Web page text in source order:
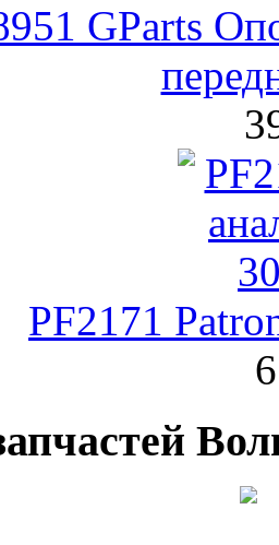
GParts
PF2171